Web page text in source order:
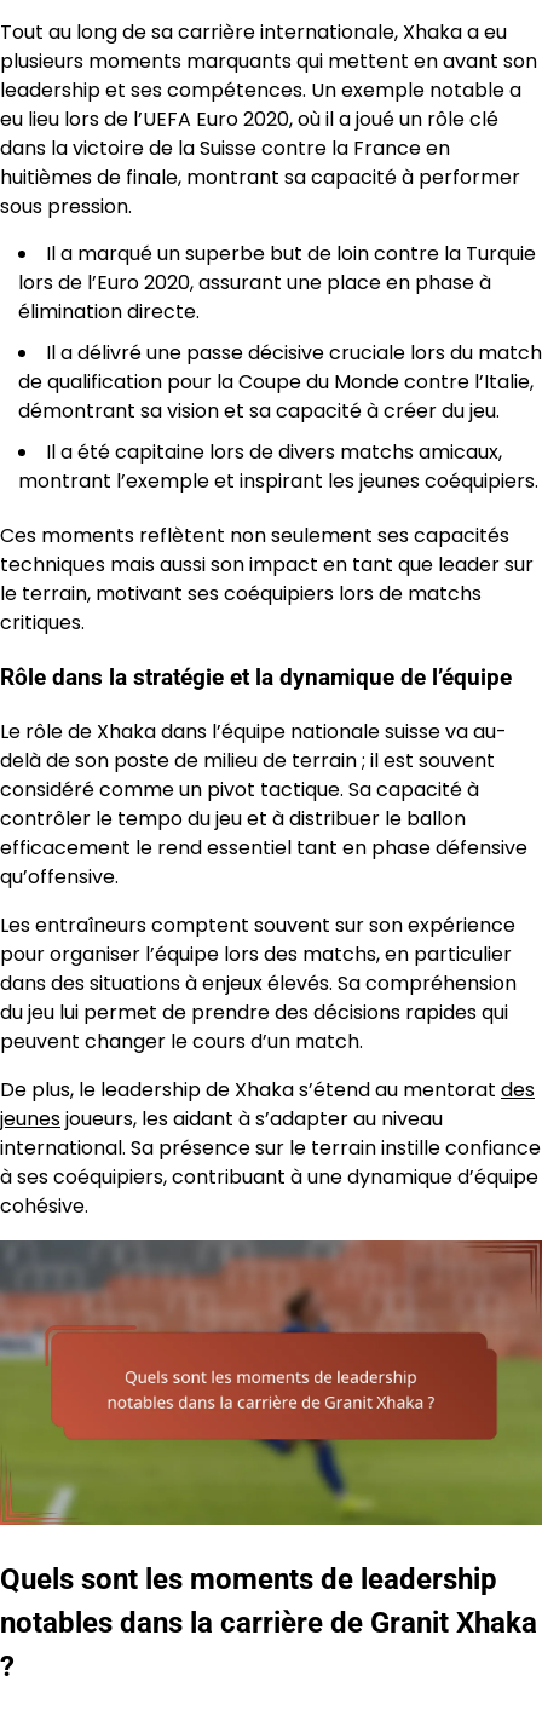
Tout au long de sa carrière internationale, Xhaka a eu
plusieurs moments marquants qui mettent en avant son
leadership et ses compétences. Un exemple notable a
eu lieu lors de l’UEFA Euro 2020, où il a joué un rôle clé
dans la victoire de la Suisse contre la France en
huitièmes de finale, montrant sa capacité à performer
sous pression.
Il a marqué un superbe but de loin contre la Turquie
lors de l’Euro 2020, assurant une place en phase à
élimination directe.
Il a délivré une passe décisive cruciale lors du match
de qualification pour la Coupe du Monde contre l’Italie,
démontrant sa vision et sa capacité à créer du jeu.
Il a été capitaine lors de divers matchs amicaux,
montrant l’exemple et inspirant les jeunes coéquipiers.
Ces moments reflètent non seulement ses capacités
techniques mais aussi son impact en tant que leader sur
le terrain, motivant ses coéquipiers lors de matchs
critiques.
Rôle dans la stratégie et la dynamique de l’équipe
Le rôle de Xhaka dans l’équipe nationale suisse va au-
delà de son poste de milieu de terrain ; il est souvent
considéré comme un pivot tactique. Sa capacité à
contrôler le tempo du jeu et à distribuer le ballon
efficacement le rend essentiel tant en phase défensive
qu’offensive.
Les entraîneurs comptent souvent sur son expérience
pour organiser l’équipe lors des matchs, en particulier
dans des situations à enjeux élevés. Sa compréhension
du jeu lui permet de prendre des décisions rapides qui
peuvent changer le cours d’un match.
De plus, le leadership de Xhaka s’étend au mentorat des
jeunesjoueurs, les aidant à s’adapter au niveau
international. Sa présence sur le terrain instille confiance
à ses coéquipiers, contribuant à une dynamique d’équipe
cohésive.
Quels sont les moments de leadership
notables dans la carrière de Granit Xhaka
?